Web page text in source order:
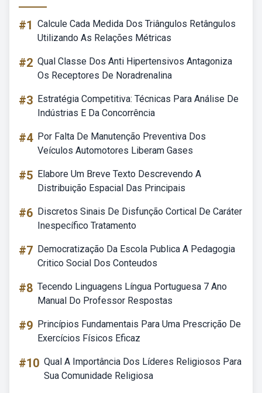
#1 Calcule Cada Medida Dos Triângulos Retângulos
Utilizando As Relações Métricas
#2 Qual Classe Dos Anti Hipertensivos Antagoniza
Os Receptores De Noradrenalina
#3 Estratégia Competitiva: Técnicas Para Análise De
Indústrias E Da Concorrência
#4 Por Falta De Manutenção Preventiva Dos
Veículos Automotores Liberam Gases
#5 Elabore Um Breve Texto Descrevendo A
Distribuição Espacial Das Principais
#6 Discretos Sinais De Disfunção Cortical De Caráter
Inespecífico Tratamento
#7 Democratização Da Escola Publica A Pedagogia
Critico Social Dos Conteudos
#8 Tecendo Linguagens Língua Portuguesa 7 Ano
Manual Do Professor Respostas
#9 Princípios Fundamentais Para Uma Prescrição De
Exercícios Físicos Eficaz
#10 Qual A Importância Dos Líderes Religiosos Para
Sua Comunidade Religiosa